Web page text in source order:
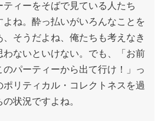
ィーをそばで見ている人たち
ね。酔っ払いがいろんなことを
そうだよね、俺たちも考えなき
わないといけない。でも、「お前
パーティーから出て行け！」っ
リティカル・コレクトネスを過
状況ですよね。